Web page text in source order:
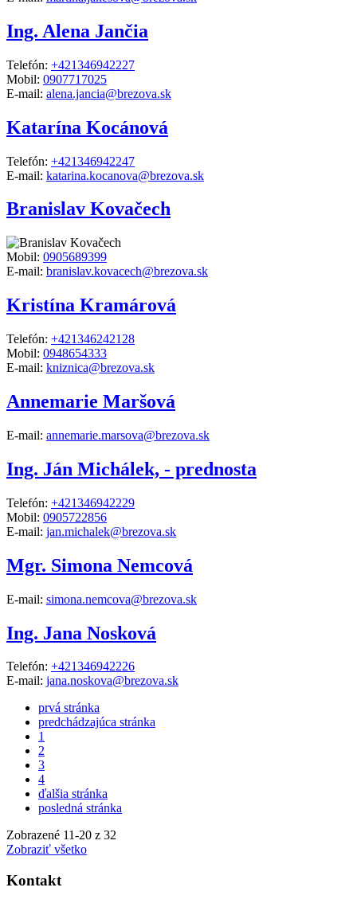
Ing. Alena Jančia
Telefón: +421346942227
Mobil: 0907717025
E-mail: alena.jancia@brezova.sk
Katarína Kocánová
Telefón: +421346942247
E-mail: katarina.kocanova@brezova.sk
Branislav Kovačech
Mobil: 0905689399
E-mail: branislav.kovacech@brezova.sk
Kristína Kramárová
Telefón: +421346242128
Mobil: 0948654333
E-mail: kniznica@brezova.sk
Annemarie Maršová
E-mail: annemarie.marsova@brezova.sk
Ing. Ján Michálek, - prednosta
Telefón: +421346942229
Mobil: 0905722856
E-mail: jan.michalek@brezova.sk
Mgr. Simona Nemcová
E-mail: simona.nemcova@brezova.sk
Ing. Jana Nosková
Telefón: +421346942226
E-mail: jana.noskova@brezova.sk
prvá stránka
predchádzajúca stránka
1
2
3
4
ďalšia stránka
posledná stránka
Zobrazené 11-20 z 32
Zobraziť všetko
Kontakt